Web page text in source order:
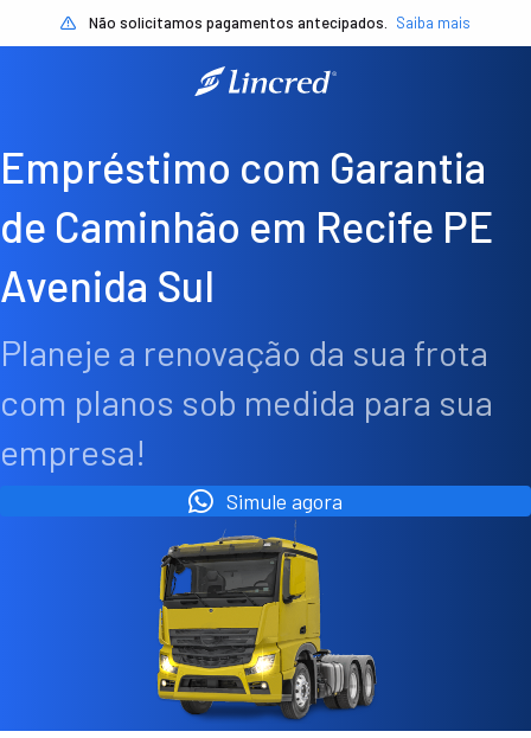
Não solicitamos pagamentos antecipados. Saiba mais
Empréstimo com Garantia
de Caminhão em Recife PE
Avenida Sul
Planeje a renovação da sua frota
com planos sob medida para sua
empresa!
Simule agora